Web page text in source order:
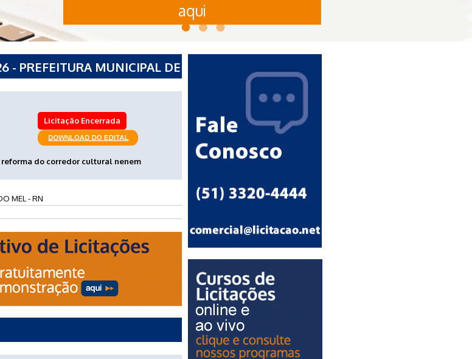
aqui
- PREFEITURA MUNICIPAL DE
Licitação Encerrada
do corredor cultural nenem
MEL - RN